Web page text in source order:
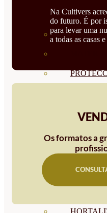
SUELO
ÁCIDOS
SEMILLAS
VER
Na Cultivers
do futuro. É por
para levar uma
a todas as casas
Os formatos a